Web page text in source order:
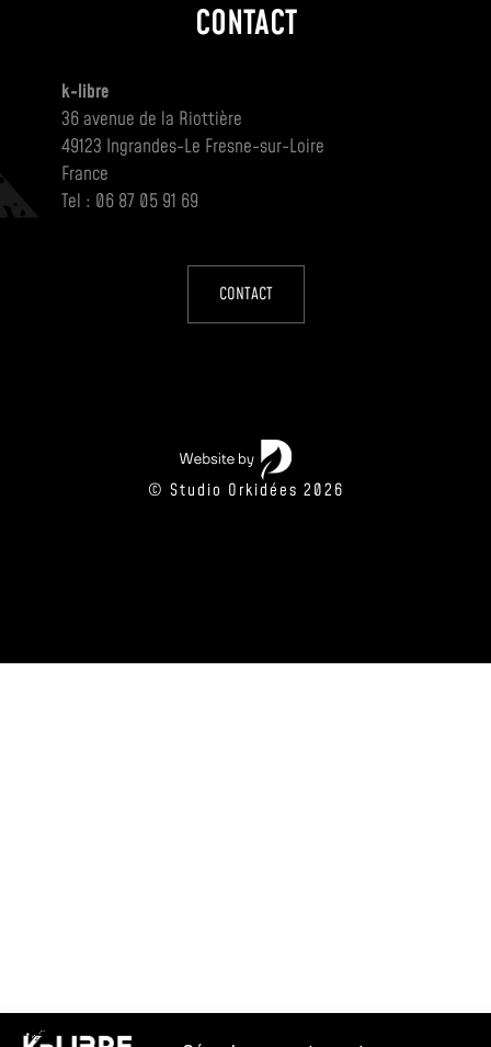
CONTACT
k-libre
36 avenue de la Riottière
49123 Ingrandes-Le Fresne-sur-Loire
France
Tel : 06 87 05 91 69
CONTACT
© Studio Orkidées 2026